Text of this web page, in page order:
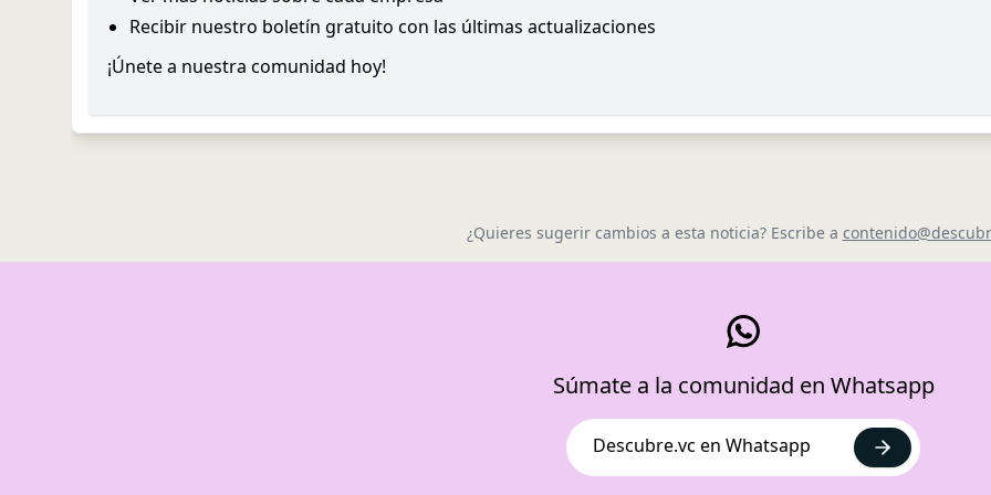
Recibir nuestro boletín gratuito con las últimas actualizaciones
¡Únete a nuestra comunidad hoy!
¿Quieres sugerir cambios a esta noticia? Escribe a
Súmate a la comunidad en Whatsapp
Descubre.vc en Whatsapp